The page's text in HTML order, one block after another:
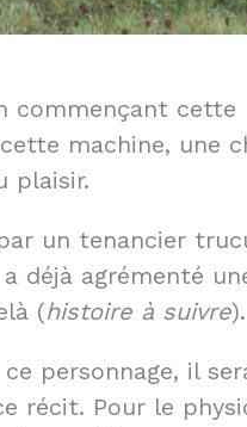
commençant cette
machine, une
plaisir.
un tenancier
déjà agrémenté
(histoire à suivre).
personnage, il
récit. Pour le